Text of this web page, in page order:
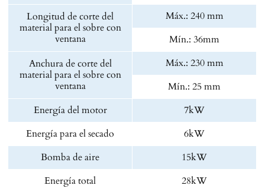
Longitud de corte del
material para el sobre con
ventana
Máx.: 240 mm
Mín.: 36mm
Anchura de corte del
material para el sobre con
ventana
Máx.: 230 mm
Mín.: 25 mm
Energía del motor
7kW
Energía para el secado
6kW
Bomba de aire
15kW
Energía total
28kW